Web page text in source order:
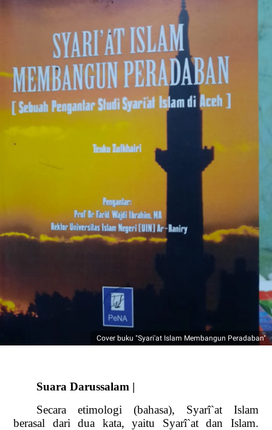
Cover buku "Syari'at Islam Membangun Peradaban"
Suara Darussalam |
Secara etimologi (bahasa), Syarî`at Islam
berasal dari dua kata, yaitu Syarî`at dan Islam.